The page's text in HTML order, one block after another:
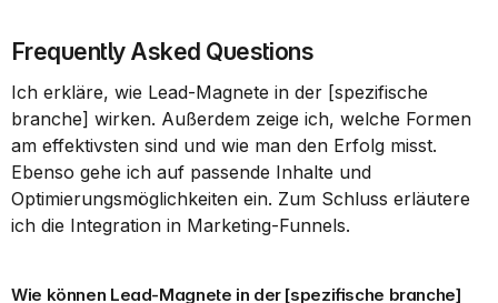
Frequently Asked Questions
Ich erkläre, wie Lead-Magnete in der [spezifische
branche] wirken. Außerdem zeige ich, welche Formen
am effektivsten sind und wie man den Erfolg misst.
Ebenso gehe ich auf passende Inhalte und
Optimierungsmöglichkeiten ein. Zum Schluss erläutere
ich die Integration in Marketing-Funnels.
Wie können Lead-Magnete in der [spezifische branche]